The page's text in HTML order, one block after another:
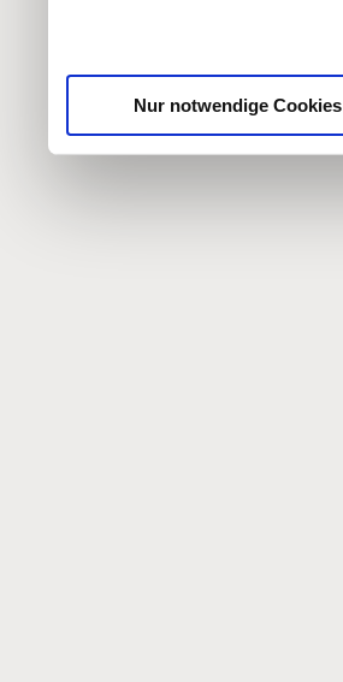
Nur notwendige Cookies